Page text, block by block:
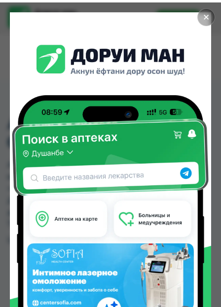
✕
Доруи ман
Установить
АРГИДОН АМП
0,5Г/1Г/5МЛ №10
АРГИДОН АМП 0,5Г/1Г/5МЛ №10 можно купить
или заказать в аптеках, Авиценна, Амирӣ, Аптека
+ 24/7, Аптека Алфавит, Аптека Нур (Nur), Арча,
до 250.70 TJS в Душанбе и других городах
Таджикистана